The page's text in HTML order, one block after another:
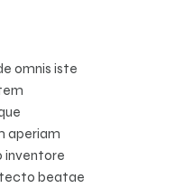
omnis iste
aperiam
inventore
beatae